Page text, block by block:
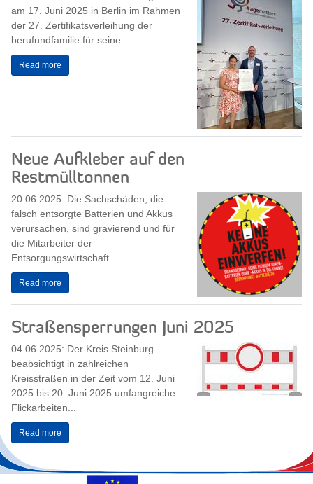
am 17. Juni 2025 in Berlin im Rahmen
der 27. Zertifikatsverleihung der
berufundfamilie für seine...
Read more
Neue Aufkleber auf den
Restmülltonnen
20.06.2025: Die Sachschäden, die
falsch entsorgte Batterien und Akkus
verursachen, sind gravierend und für
die Mitarbeiter der
Entsorgungswirtschaft...
Read more
Straßensperrungen Juni 2025
04.06.2025: Der Kreis Steinburg
beabsichtigt in zahlreichen
Kreisstraßen in der Zeit vom 12. Juni
2025 bis 20. Juni 2025 umfangreiche
Flickarbeiten...
Read more